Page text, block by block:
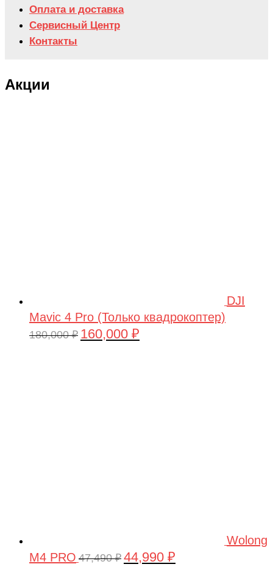
Оплата и доставка
Сервисный Центр
Контакты
Акции
DJI
Mavic 4 Pro (Только квадрокоптер)
180,000₽ Первоначальная
160,000 ₽
Wolong
M4 PRO 47,490₽ Первоначальная
44,990 ₽